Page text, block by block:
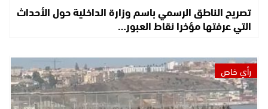
تصريح الناطق الرسمي باسم وزارة الداخلية حول الأحداث
التي عرفتها مؤخرا نقاط العبور…
رأي خاص